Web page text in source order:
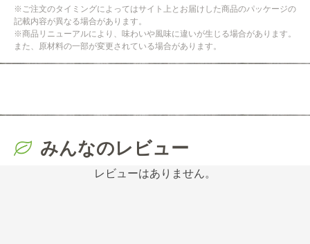
※ご注文のタイミングによってはサイト上とお届けした商品のパッケージの
記載内容が異なる場合があります。
※商品リニューアルにより、味わいや風味に違いが生じる場合があります。
また、原材料の一部が変更されている場合があります。
みんなのレビュー
レビューはありません。